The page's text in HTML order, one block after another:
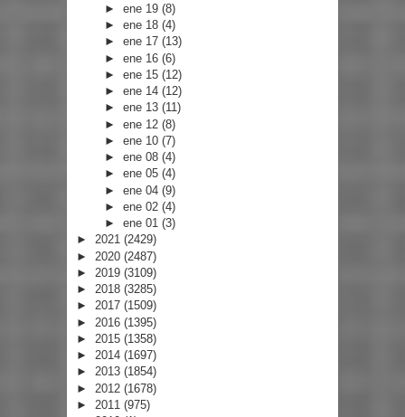
►ene 19(8)
►ene 18(4)
►ene 17(13)
►ene 16(6)
►ene 15(12)
►ene 14(12)
►ene 13(11)
►ene 12(8)
►ene 10(7)
►ene 08(4)
►ene 05(4)
►ene 04(9)
►ene 02(4)
►ene 01(3)
► 2021 (2429)
► 2020 (2487)
► 2019 (3109)
► 2018 (3285)
► 2017 (1509)
► 2016 (1395)
► 2015 (1358)
► 2014 (1697)
► 2013 (1854)
► 2012 (1678)
► 2011 (975)